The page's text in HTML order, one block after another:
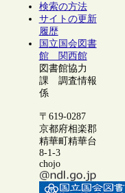
検索の方法
サイトの更新
履歴
国立国会図書
館 関西館
図書館協力
課 調査情報
係
〒619-0287
京都府相楽郡
精華町精華台
8-1-3
chojo